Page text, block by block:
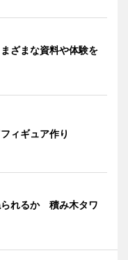
ざまな資料や体験を
ィギュア作り
られるか 積み木タワ